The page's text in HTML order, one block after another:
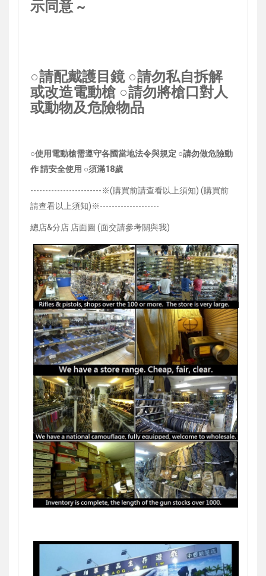
示同意 ~
○請配戴護目鏡 ○請勿私自拆解
或改造電動槍 ○請勿將槍口對人
或動物及危險物品
○使用電動槍需遵守各國當地法令與規定 ○請勿做危險動
作 請安全使用 ○須滿18歲
------------------------※(購買前請查看以上須知) (購買前
請查看以上須知)※--------------------
總店&分店 店面圖 (面交請參考關與我)